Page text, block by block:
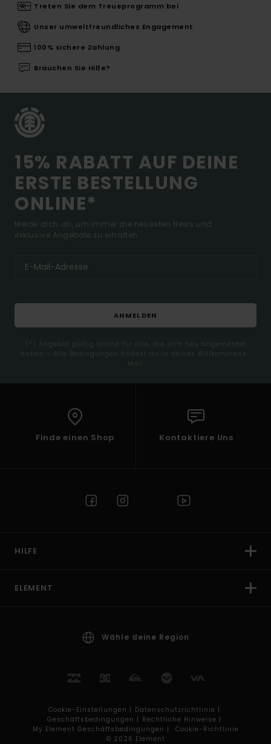
Treten Sie dem Treueprogramm bei
Unser umweltfreundliches Engagement
100% sichere Zahlung
Brauchen Sie Hilfe?
15% RABATT AUF DEINE
ERSTE BESTELLUNG
ONLINE*
Melde dich an, um immer die neuesten News und
exklusive Angebote zu erhalten.
ANMELDEN
(*) Angebot gültig online für alle, die sich neu angemeldet
haben - Alle Bedingungen findest du in deiner Willkommens-
Mail
Finde einen Shop Kontaktiere Uns
HILFE
ELEMENT
Wähle deine Region
Cookie-Einstellungen | Datenschutzrichtlinie |
Geschäftsbedingungen | Rechtliche Hinweise |
My Element Geschäftsbedingungen |
Cookie-Richtlinie
© 2026 Element